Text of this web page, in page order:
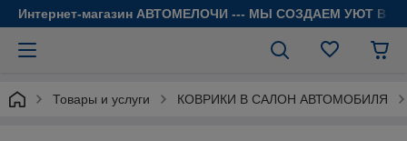
Интернет-магазин АВТОМЕЛОЧИ --- МЫ СОЗДАЕМ УЮТ В
Товары и услуги КОВРИКИ В САЛОН АВТОМОБИЛЯ